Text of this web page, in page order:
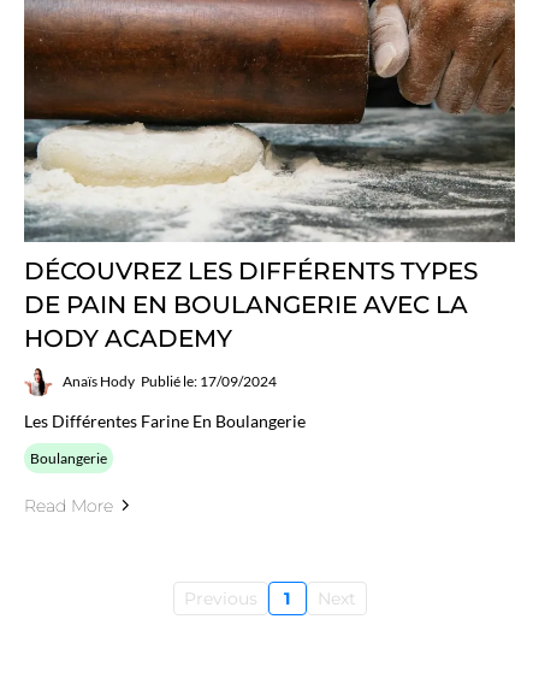
DÉCOUVREZ LES DIFFÉRENTS TYPES
DE PAIN EN BOULANGERIE AVEC LA
HODY ACADEMY
Anaïs Hody Publié le: 17/09/2024
Les Différentes Farine En Boulangerie
Boulangerie
Read More
Previous 1 Next